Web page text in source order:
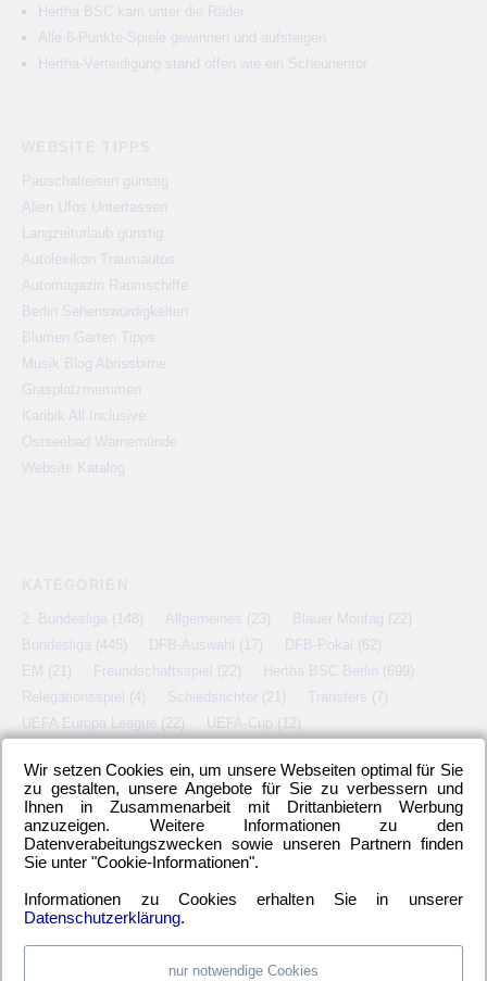
Hertha BSC kam unter die Räder
Alle 6-Punkte-Spiele gewinnen und aufsteigen
Hertha-Verteidigung stand offen wie ein Scheunentor
Pauschalreisen günstig
Alien Ufos Untertassen
Langzeiturlaub günstig
Autolexikon Traumautos
Automagazin Raumschiffe
Berlin Sehenswürdigkeiten
Blumen Garten Tipps
Musik Blog Abrissbirne
Grasplatzmemmen
Karibik All Inclusive
Ostseebad Warnemünde
Website Katalog
2. Bundesliga (148) Allgemeines (23) Blauer Montag (22)
Bundesliga (445) DFB-Auswahl (17) DFB-Pokal (62)
EM
(21) Freundschaftsspiel (22) Hertha BSC Berlin (699)
Relegationsspiel (4) Schiedsrichter (21) Transfers (7)
UEFA Europa League (22) UEFA-Cup (12)
META
Anmelden Eintrags-Feed Kommentar-Feed WordPress.org
Wir setzen Cookies ein, um unsere Webseiten optimal für Sie
zu gestalten, unsere Angebote für Sie zu verbessern und
Ihnen in Zusammenarbeit mit Drittanbietern Werbung
anzuzeigen. Weitere Informationen zu den
Datenverabeitungszwecken sowie unseren Partnern finden
Sie unter "Cookie-Informationen".
Informationen zu Cookies erhalten Sie in unserer
Datenschutzerklärung.
nur notwendige Cookies